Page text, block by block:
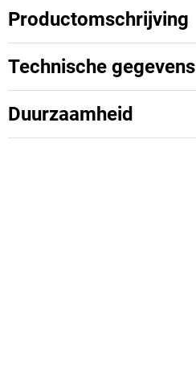
Productomschrijving
Technische gegevens
Duurzaamheid